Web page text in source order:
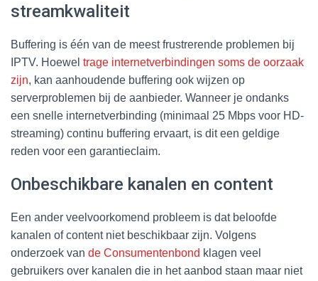
streamkwaliteit
Buffering is één van de meest frustrerende problemen bij
IPTV. Hoewel trage internetverbindingen soms de oorzaak
zijn, kan aanhoudende buffering ook wijzen op
serverproblemen bij de aanbieder. Wanneer je ondanks
een snelle internetverbinding (minimaal 25 Mbps voor HD-
streaming) continu buffering ervaart, is dit een geldige
reden voor een garantieclaim.
Onbeschikbare kanalen en content
Een ander veelvoorkomend probleem is dat beloofde
kanalen of content niet beschikbaar zijn. Volgens
onderzoek van de Consumentenbond klagen veel
gebruikers over kanalen die in het aanbod staan maar niet